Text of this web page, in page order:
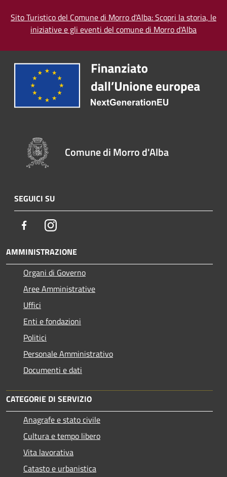
Sito Turistico del Comune di Morro d'Alba: Scopri la storia, le
iniziative e gli eventi del comune di Morro d'Alba
Comune di Morro d'Alba
SEGUICI SU
FacebookInstagram
AMMINISTRAZIONE
Organi di Governo
Aree Amministrative
Uffici
Enti e fondazioni
Politici
Personale Amministrativo
Documenti e dati
CATEGORIE DI SERVIZIO
Anagrafe e stato civile
Cultura e tempo libero
Vita lavorativa
Catasto e urbanistica